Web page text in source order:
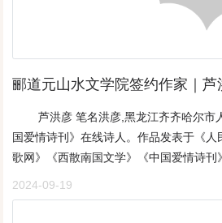
郦道元山水文学院签约作家｜​芦
芦洪彦 笔名洪彦,黑龙江齐齐哈尔市
国爱情诗刊》在线诗人。作品发表于《
歌网》《西散南国文学》《中国爱情诗刊
刊》等媒体平台。《谁为时间买单》
能把光阴平分秋色这辽阔的原野，壮丽
2024-09-19